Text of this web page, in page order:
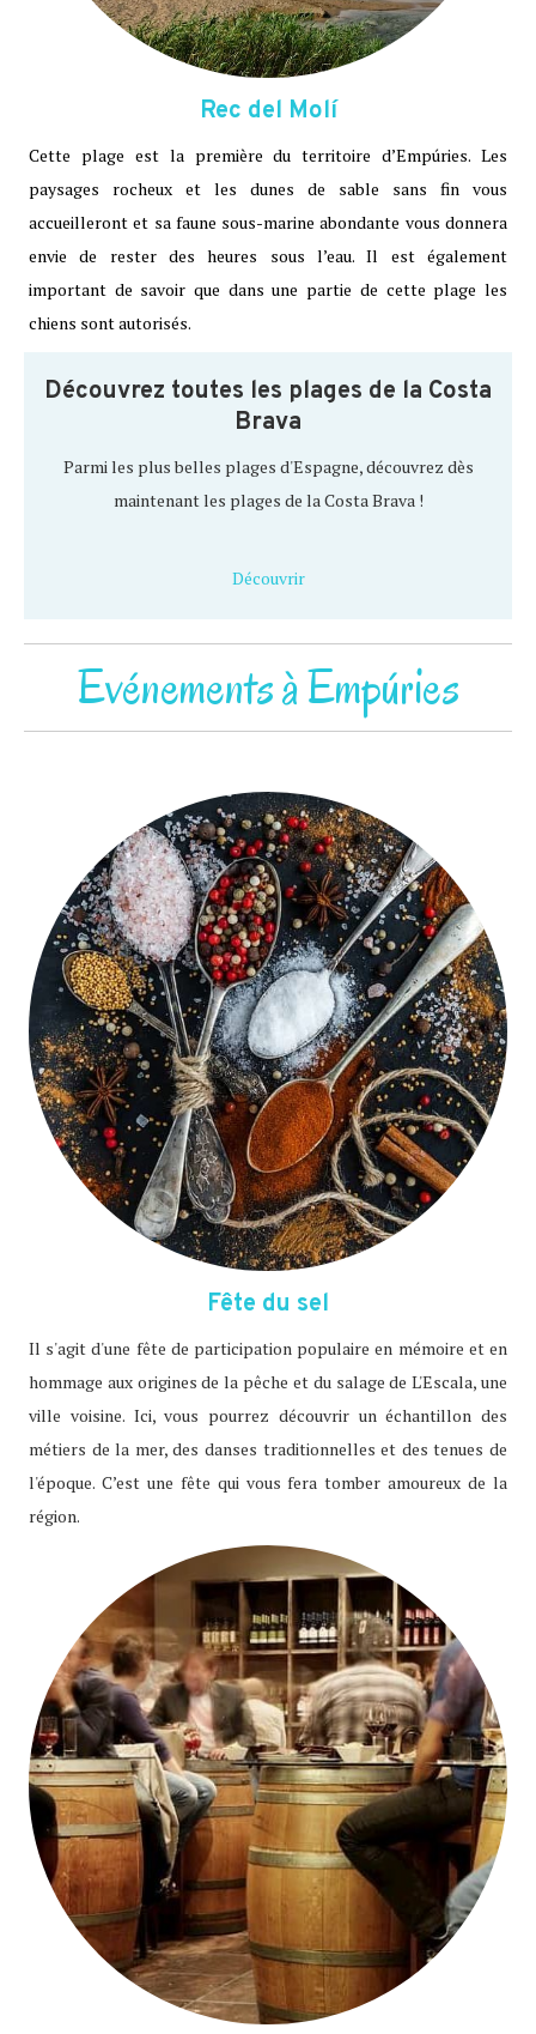
Rec del Molí
Cette plage est la première du territoire d’Empúries. Les
paysages rocheux et les dunes de sable sans fin vous
accueilleront et sa faune sous-marine abondante vous donnera
envie de rester des heures sous l’eau. Il est également
important de savoir que dans une partie de cette plage les
chiens sont autorisés.
Découvrez toutes les plages de la Costa
Brava
Parmi les plus belles plages d'Espagne, découvrez dès
maintenant les plages de la Costa Brava !
Découvrir
Evénements à Empúries
Fête du sel
Il s'agit d'une fête de participation populaire en mémoire et en
hommage aux origines de la pêche et du salage de L'Escala, une
ville voisine. Ici, vous pourrez découvrir un échantillon des
métiers de la mer, des danses traditionnelles et des tenues de
l'époque. C’est une fête qui vous fera tomber amoureux de la
région.